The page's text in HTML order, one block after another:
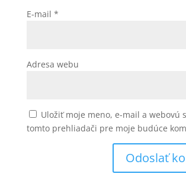
E-mail *
Adresa webu
Uložiť moje meno, e-mail a webovú
tomto prehliadači pre moje budúce